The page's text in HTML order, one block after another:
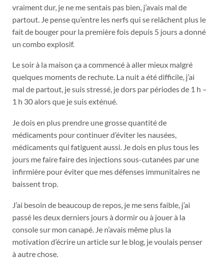
vraiment dur, je ne me sentais pas bien, j’avais mal de
partout. Je pense qu’entre les nerfs qui se relâchent plus le
fait de bouger pour la première fois depuis 5 jours a donné
un combo explosif.
Le soir à la maison ça a commencé à aller mieux malgré
quelques moments de rechute. La nuit a été difficile, j’ai
mal de partout, je suis stressé, je dors par périodes de 1 h –
1 h 30 alors que je suis exténué.
Je dois en plus prendre une grosse quantité de
médicaments pour continuer d’éviter les nausées,
médicaments qui fatiguent aussi. Je dois en plus tous les
jours me faire faire des injections sous-cutanées par une
infirmière pour éviter que mes défenses immunitaires ne
baissent trop.
J’ai besoin de beaucoup de repos, je me sens faible, j’ai
passé les deux derniers jours à dormir ou à jouer à la
console sur mon canapé. Je n’avais même plus la
motivation d’écrire un article sur le blog, je voulais penser
à autre chose.